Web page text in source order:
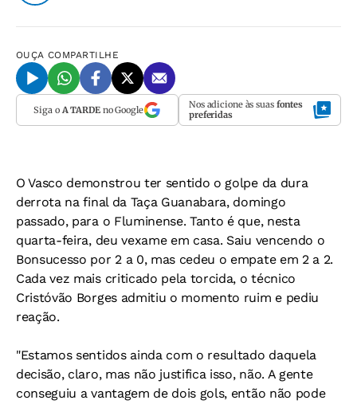
OUÇA COMPARTILHE
Siga o A TARDEno Google Nos adicione às suas fontes
preferidas
O Vasco demonstrou ter sentido o golpe da dura
derrota na final da Taça Guanabara, domingo
passado, para o Fluminense. Tanto é que, nesta
quarta-feira, deu vexame em casa. Saiu vencendo o
Bonsucesso por 2 a 0, mas cedeu o empate em 2 a 2.
Cada vez mais criticado pela torcida, o técnico
Cristóvão Borges admitiu o momento ruim e pediu
reação.
"Estamos sentidos ainda com o resultado daquela
decisão, claro, mas não justifica isso, não. A gente
conseguiu a vantagem de dois gols, então não pode